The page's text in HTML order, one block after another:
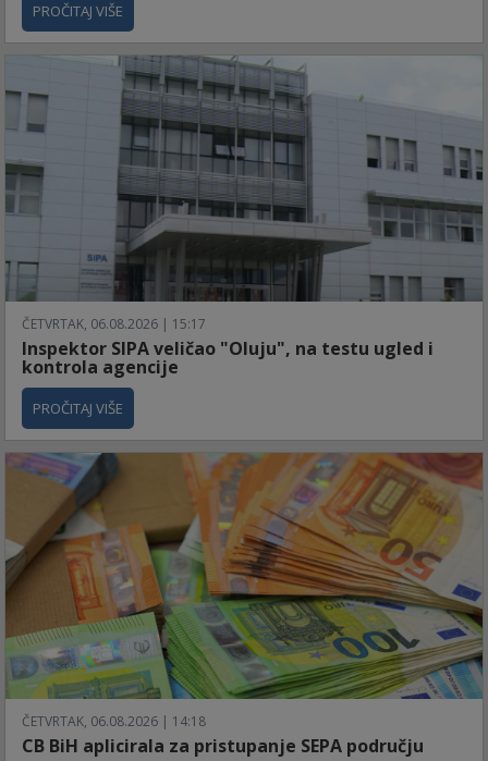
PROČITAJ VIŠE
ČETVRTAK, 06.08.2026 | 15:17
Inspektor SIPA veličao "Oluju", na testu ugled i
kontrola agencije
PROČITAJ VIŠE
ČETVRTAK, 06.08.2026 | 14:18
CB BiH aplicirala za pristupanje SEPA području